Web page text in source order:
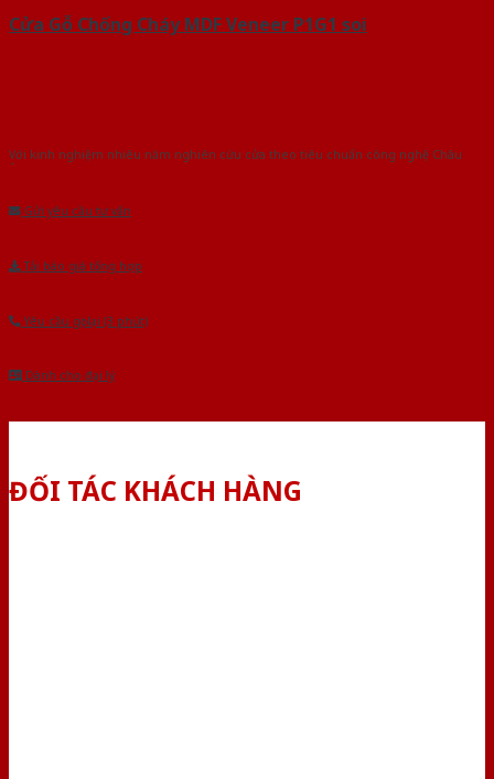
Cửa Gỗ Chống Cháy MDF Veneer P1G1 soi
Với kinh nghiệm nhiêu năm nghiên cứu cửa theo tiêu chuẩn công nghệ Châu
Âu.Chúng tôi tự tin là nhà sản xuất & cung cấp hàng đầu tại Việt Nam!
Gửi yêu cầu tư vấn
Tải báo giá tổng hợp
Yêu cầu gọi lại (3 phút)
Dành cho đại lý
ĐỐI TÁC KHÁCH HÀNG